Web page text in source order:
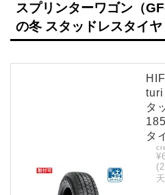
スプリンターワゴン（
の冬 スタッドレスタイヤ
turi
タ
タ